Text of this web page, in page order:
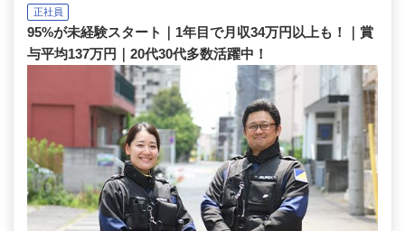
正社員
95%が未経験スタート｜1年目で月収34万円以上も！｜賞
与平均137万円｜20代30代多数活躍中！